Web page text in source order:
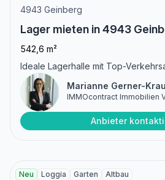
4943 Geinberg
Lager mieten in 4943
542,6 m²
Ideale Lagerhalle mit Top-
Marianne Gerner-
IMMOcontract Immobilien
Anbieter
Neu Loggia Garten Altbau